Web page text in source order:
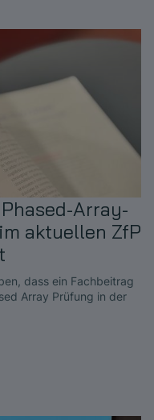
Array-
aktuellen ZfP
dass ein Fachbeitrag
Array Prüfung in der